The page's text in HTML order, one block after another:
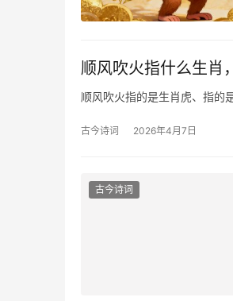
顺风吹火指什么生肖
古今诗词 2026年4月7日
古今诗词